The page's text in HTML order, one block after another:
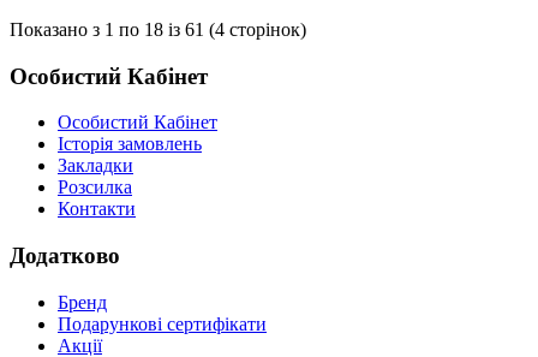
Показано з 1 по 18 із 61 (4 сторінок)
Особистий Кабінет
Особистий Кабінет
Історія замовлень
Закладки
Розсилка
Контакти
Додатково
Бренд
Подарункові сертифікати
Акції